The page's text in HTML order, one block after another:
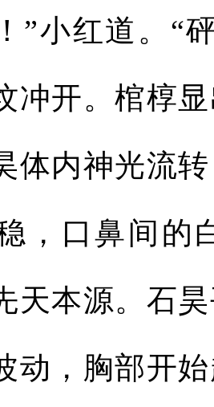
”小红道。“
冲开。棺椁
体内神光流
，口鼻间的
天本源。石
动，胸部开